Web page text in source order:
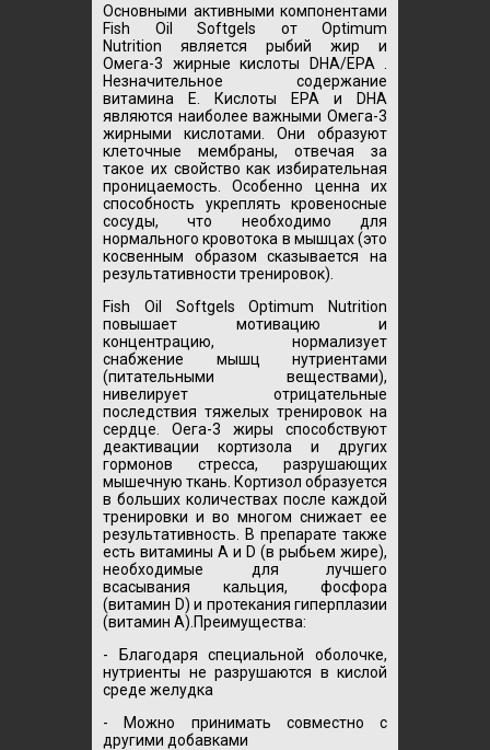
Основными активными компонентами
Fish Oil Softgels от Optimum
Nutrition является рыбий жир и
Омега-3 жирные кислоты DHA/EPA .
Незначительное содержание
витамина E. Кислоты EPA и DHA
являются наиболее важными Омега-3
жирными кислотами. Они образуют
клеточные мембраны, отвечая за
такое их свойство как избирательная
проницаемость. Особенно ценна их
способность укреплять кровеносные
сосуды, что необходимо для
нормального кровотока в мышцах (это
косвенным образом сказывается на
результативности тренировок).
Fish Oil Softgels Optimum Nutrition
повышает мотивацию и
концентрацию, нормализует
снабжение мышц нутриентами
(питательными веществами),
нивелирует отрицательные
последствия тяжелых тренировок на
сердце. Оега-3 жиры способствуют
деактивации кортизола и других
гормонов стресса, разрушающих
мышечную ткань. Кортизол образуется
в больших количествах после каждой
тренировки и во многом снижает ее
результативность. В препарате также
есть витамины A и D (в рыбьем жире),
необходимые для лучшего
всасывания кальция, фосфора
(витамин D) и протекания гиперплазии
(витамин A).Преимущества:
- Благодаря специальной оболочке,
нутриенты не разрушаются в кислой
среде желудка
- Можно принимать совместно с
другими добавками